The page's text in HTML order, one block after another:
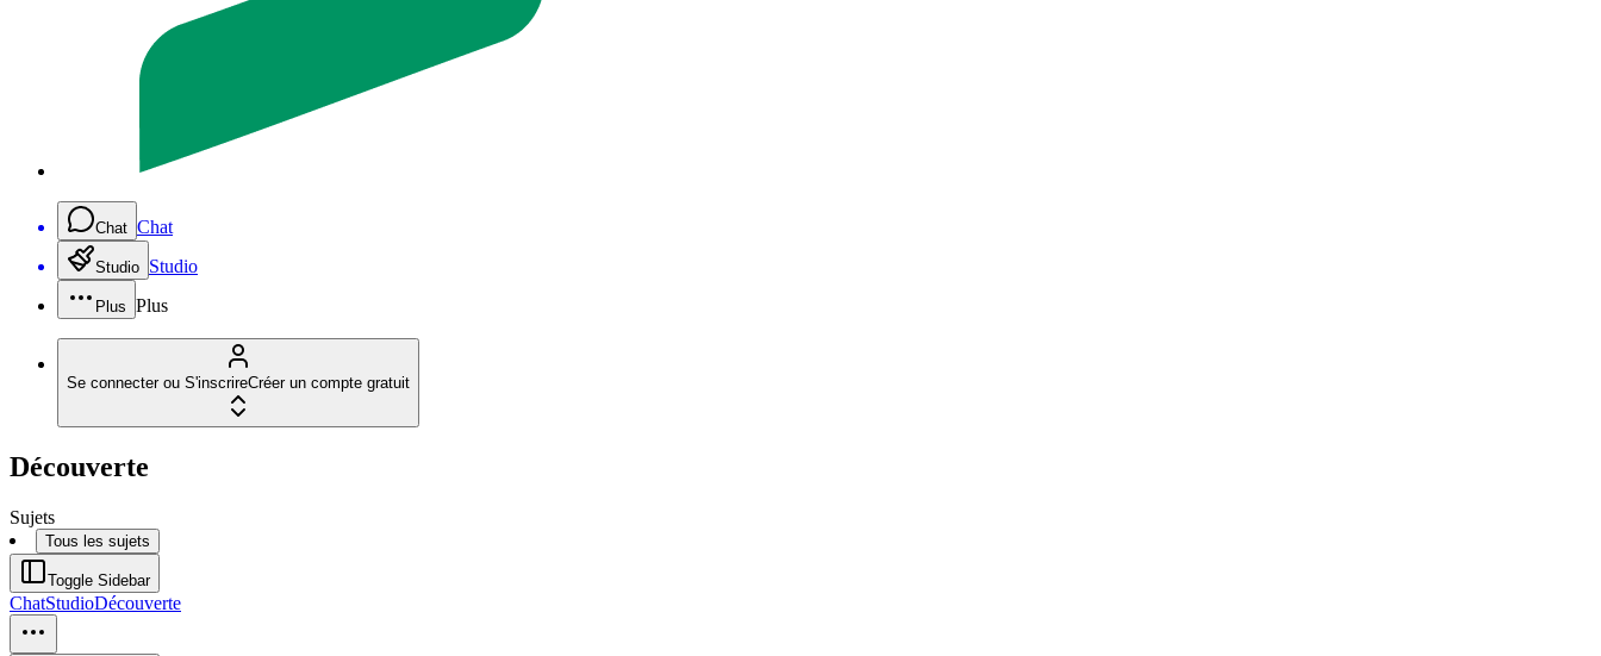
Chat Chat
Studio Studio
Plus Plus
Se connecter ou S'inscrireCréer un compte gratuit
Découverte
Sujets
Tous les sujets
Toggle Sidebar
ChatStudioDécouverte